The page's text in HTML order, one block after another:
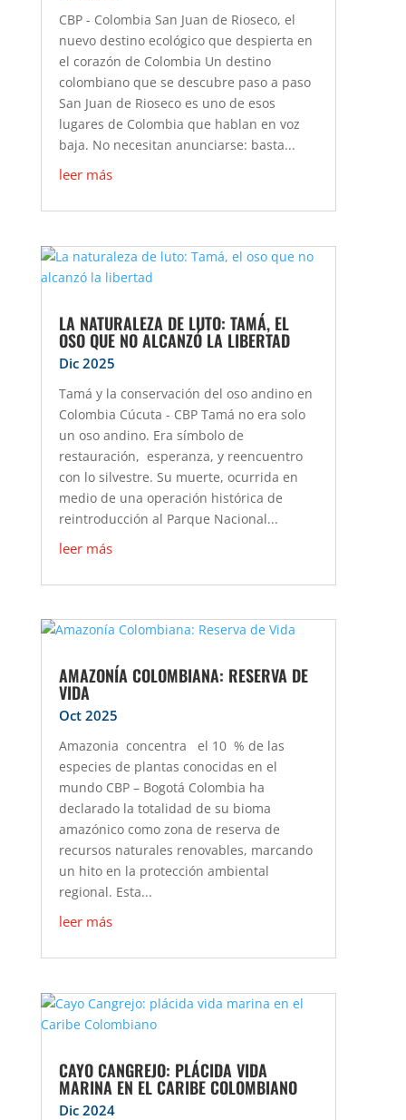
CBP - Colombia San Juan de Rioseco, el
nuevo destino ecológico que despierta en
el corazón de Colombia Un destino
colombiano que se descubre paso a paso
San Juan de Rioseco es uno de esos
lugares de Colombia que hablan en voz
baja. No necesitan anunciarse: basta...
leer más
LA NATURALEZA DE LUTO: TAMÁ, EL
OSO QUE NO ALCANZÓ LA LIBERTAD
Dic 2025
Tamá y la conservación del oso andino en
Colombia Cúcuta - CBP Tamá no era solo
un oso andino. Era símbolo de
restauración, esperanza, y reencuentro
con lo silvestre. Su muerte, ocurrida en
medio de una operación histórica de
reintroducción al Parque Nacional...
leer más
AMAZONÍA COLOMBIANA: RESERVA DE
VIDA
Oct 2025
Amazonia concentra el 10 % de las
especies de plantas conocidas en el
mundo CBP – Bogotá Colombia ha
declarado la totalidad de su bioma
amazónico como zona de reserva de
recursos naturales renovables, marcando
un hito en la protección ambiental
regional. Esta...
leer más
CAYO CANGREJO: PLÁCIDA VIDA
MARINA EN EL CARIBE COLOMBIANO
Dic 2024